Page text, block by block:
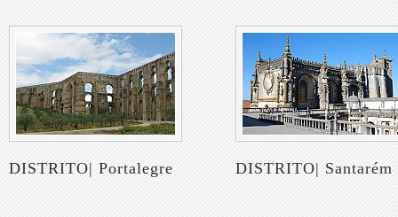
DISTRITO| Portalegre DISTRITO| Santarém